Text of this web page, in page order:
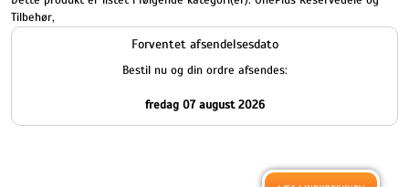
Tilbehør,
Forventet afsendelsesdato
Bestil nu og din ordre afsendes:
fredag 07 august 2026